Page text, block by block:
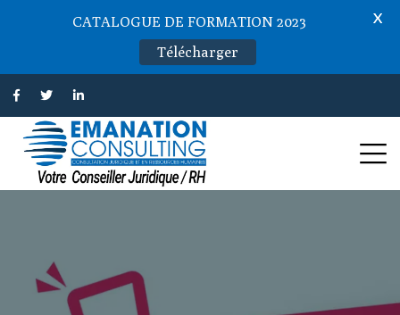
CATALOGUE DE FORMATION 2023
Télécharger
X